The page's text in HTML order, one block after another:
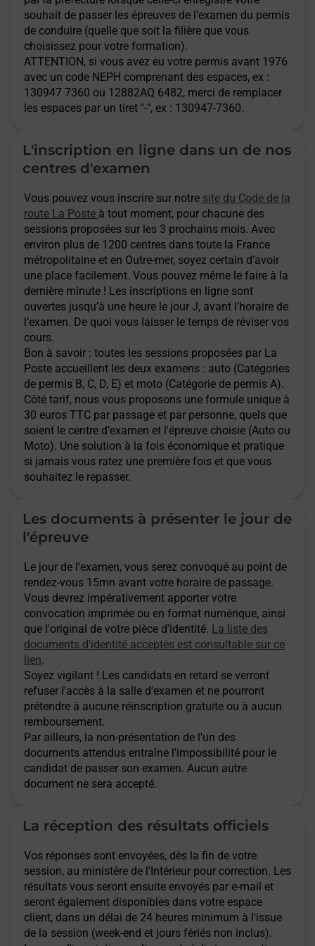
souhait de passer les épreuves de l'examen du permis
de conduire (quelle que soit la filière que vous
choisissez pour votre formation).
ATTENTION, si vous avez eu votre permis avant 1976
avec un code NEPH comprenant des espaces, ex :
130947 7360 ou 12882AQ 6482, merci de remplacer
les espaces par un tiret "-", ex : 130947-7360.
L'inscription en ligne dans un de nos
centres d'examen
Vous pouvez vous inscrire sur notre site du Code de la
route La Poste à tout moment, pour chacune des
sessions proposées sur les 3 prochains mois. Avec
environ plus de 1200 centres dans toute la France
métropolitaine et en Outre-mer, soyez certain d’avoir
une place facilement. Vous pouvez même le faire à la
dernière minute ! Les inscriptions en ligne sont
ouvertes jusqu’à une heure le jour J, avant l’horaire de
l’examen. De quoi vous laisser le temps de réviser vos
cours.
Bon à savoir : toutes les sessions proposées par La
Poste accueillent les deux examens : auto (Catégories
de permis B, C, D, E) et moto (Catégorie de permis A).
Côté tarif, nous vous proposons une formule unique à
30 euros TTC par passage et par personne, quels que
soient le centre d’examen et l'épreuve choisie (Auto ou
Moto). Une solution à la fois économique et pratique
si jamais vous ratez une première fois et que vous
souhaitez le repasser.
Les documents à présenter le jour de
l'épreuve
Le jour de l'examen, vous serez convoqué au point de
rendez-vous 15mn avant votre horaire de passage.
Vous devrez impérativement apporter votre
convocation imprimée ou en format numérique, ainsi
que l'original de votre pièce d'identité. La liste des
documents d'identité acceptés est consultable sur ce
lien.
Soyez vigilant ! Les candidats en retard se verront
refuser l'accès à la salle d'examen et ne pourront
prétendre à aucune réinscription gratuite ou à aucun
remboursement.
Par ailleurs, la non-présentation de l'un des
documents attendus entraîne l'impossibilité pour le
candidat de passer son examen. Aucun autre
document ne sera accepté.
La réception des résultats officiels
Vos réponses sont envoyées, dès la fin de votre
session, au ministère de l'Intérieur pour correction. Les
résultats vous seront ensuite envoyés par e-mail et
seront également disponibles dans votre espace
client, dans un délai de 24 heures minimum à l'issue
de la session (week-end et jours fériés non inclus).